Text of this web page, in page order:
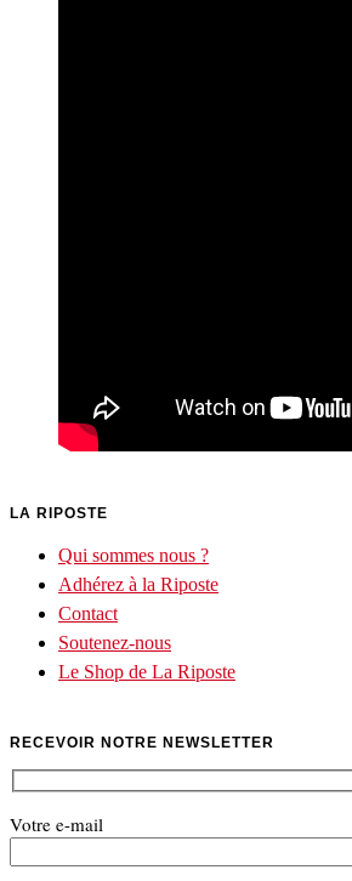
LA RIPOSTE
Qui sommes nous ?
Adhérez à la Riposte
Contact
Soutenez-nous
Le Shop de La Riposte
RECEVOIR NOTRE NEWSLETTER
Votre e-mail